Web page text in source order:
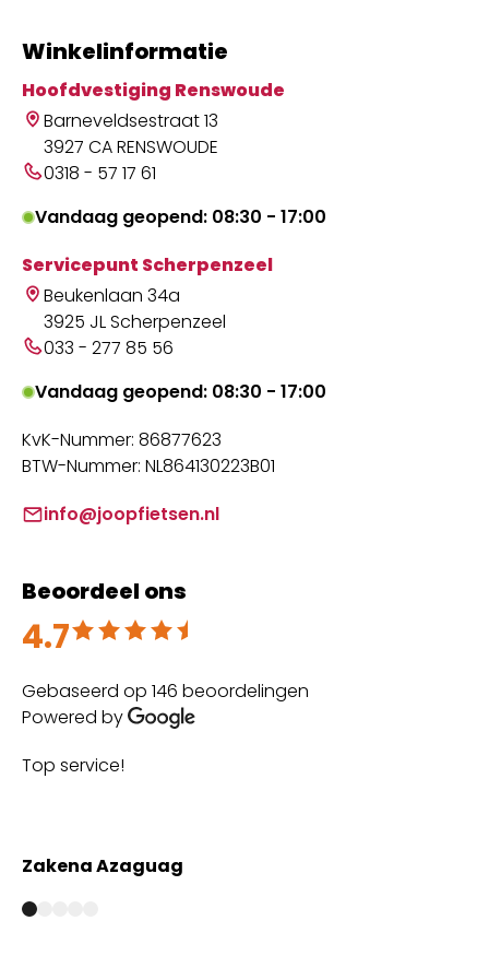
Winkelinformatie
Hoofdvestiging Renswoude
Barneveldsestraat 13
3927 CA RENSWOUDE
0318 - 57 17 61
Vandaag geopend: 08:30 - 17:00
Servicepunt Scherpenzeel
Beukenlaan 34a
3925 JL Scherpenzeel
033 - 277 85 56
Vandaag geopend: 08:30 - 17:00
KvK-Nummer: 86877623
BTW-Nummer: NL864130223B01
info@joopfietsen.nl
Beoordeel ons
4.7
Beoordeeld met 4.7 uit 5
Gebaseerd op 146 beoordelingen
Powered by
Top service!
Zakena Azaguag